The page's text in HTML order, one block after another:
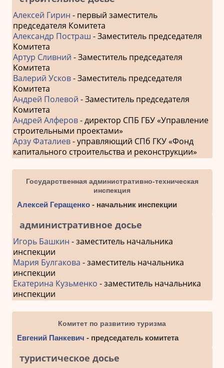
Алексей Гирин - первый заместитель
председателя Комитета
Александр Постраш - Заместитель председателя
Комитета
Артур Сливний - Заместитель председателя
Комитета
Валерий Усков- Заместитель председателя
Комитета
Андрей Полевой - Заместитель председателя
Комитета
Андрей Алферов- директор СПБ ГБУ «Управление
строительными проектами»
Арзу Фаталиев- управляющий СПб ГКУ «Фонд
капитального строительства и реконструкции»
Государственная административно-техническая
инспекция
Алексей Геращенко- начальник инспекции
административное досье
Игорь Башкин - заместитель начальника
инспекции
Мария Булгакова - заместитель начальника
инспекции
Екатерина Кузьменко - заместитель начальника
инспекции
Комитет по развитию туризма
Евгений Панкевич - председатель комитета
туристическое досье